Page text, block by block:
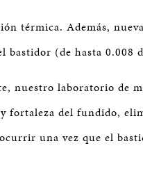
térmica. Además,
bastidor (de hasta 0.008
nuestro laboratorio de
fortaleza del fundido,
una vez que el